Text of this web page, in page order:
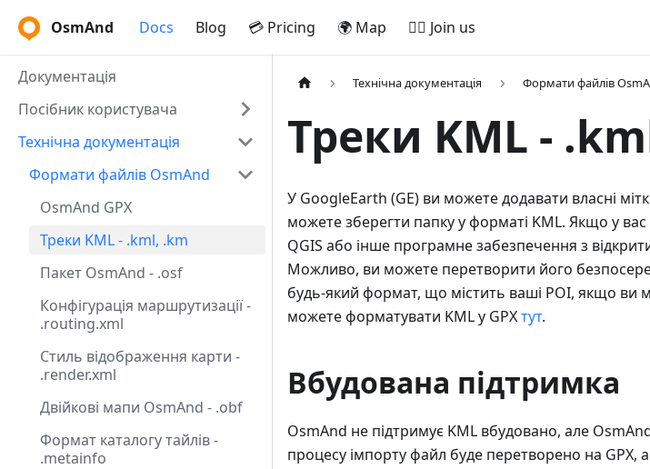
OsmAnd Docs Blog 💳 Pricing 🌍 Map 🚵‍♂️ Join us
Документація
Посібник користувача
Технічна документація
Формати файлів OsmAnd
OsmAnd GPX
Треки KML - .kml, .km
Пакет OsmAnd - .osf
Конфігурація маршрутизації -
.routing.xml
Стиль відображення карти -
.render.xml
Двійкові мапи OsmAnd - .obf
Формат каталогу тайлів -
.metainfo
Технічна документація Формати файлів
Треки KML -
У GoogleEarth (GE) ви можете додавати власні
можете зберегти папку у форматі KML. Якщо у
QGIS або інше програмне забезпечення з
Можливо, ви можете перетворити його
будь-який формат, що містить ваші POI, якщо ви
можете форматувати KML у GPXтут.
Вбудована підтримка
OsmAnd не підтримує KML вбудовано, але
процесу імпорту файл буде перетворено на GPX,